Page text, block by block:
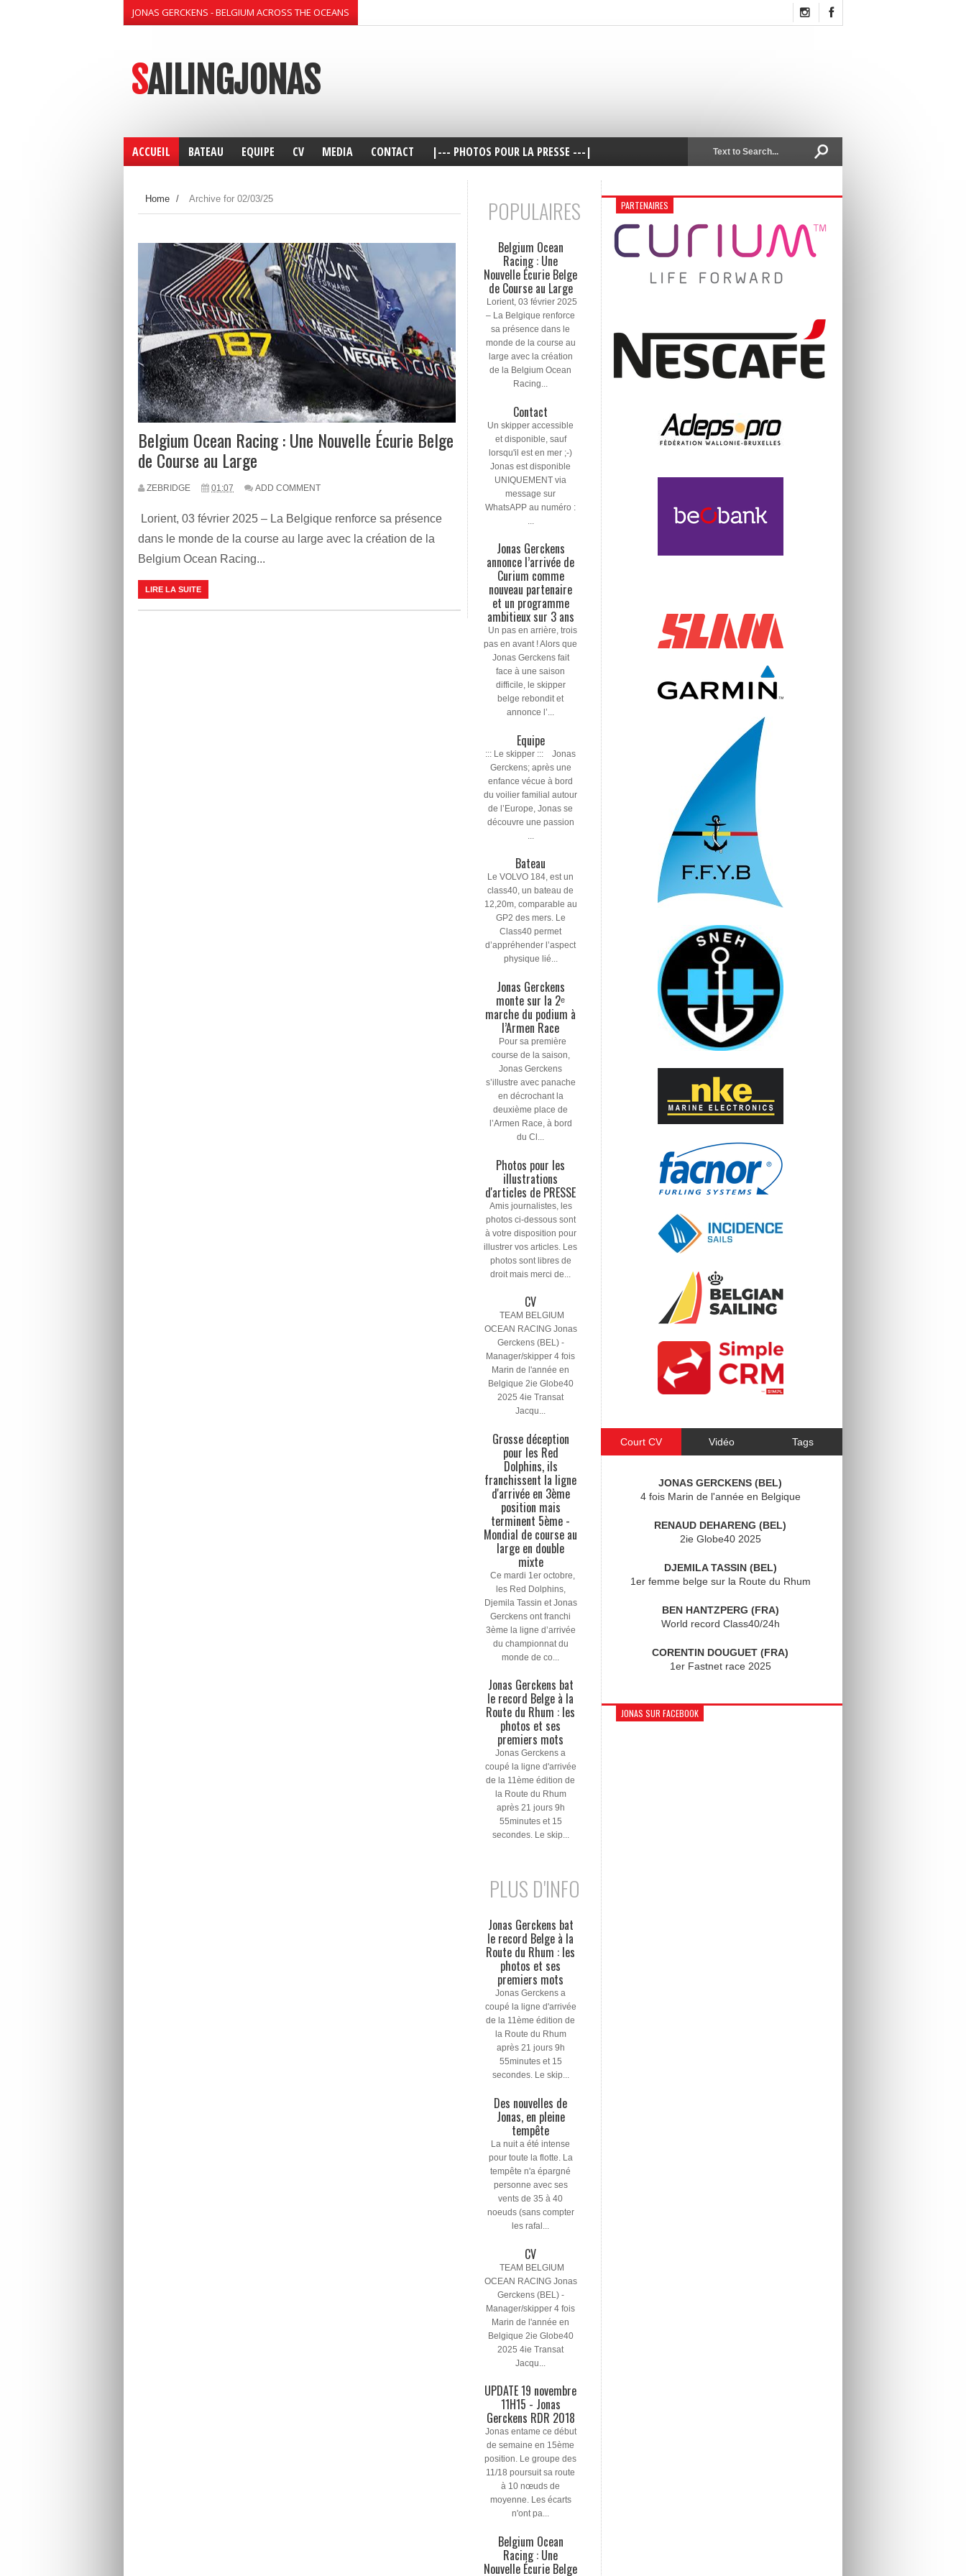
JONAS GERCKENS - BELGIUM ACROSS THE OCEANS
SAILINGJONAS
ACCUEIL BATEAU EQUIPE CV MEDIA CONTACT |--- PHOTOS POUR LA PRESSE ---|
POPULAIRES
Belgium Ocean
Racing : Une
Nouvelle Écurie Belge
de Course au Large
Lorient, 03 février 2025
– La Belgique renforce
sa présence dans le
monde de la course au
large avec la création
de la Belgium Ocean
Racing...
Contact
Un skipper accessible
et disponible, sauf
lorsqu'il est en mer ;-)
Jonas est disponible
UNIQUEMENT via
message sur
WhatsAPP au numéro :
Jonas Gerckens
annonce l’arrivée de
Curium comme
nouveau partenaire
et un programme
ambitieux sur 3 ans
Un pas en arrière, trois
pas en avant ! Alors que
Jonas Gerckens fait
face à une saison
difficile, le skipper
belge rebondit et
annonce l’...
Equipe
::: Le skipper ::: Jonas
Gerckens; après une
enfance vécue à bord
du voilier familial autour
de l’Europe, Jonas se
découvre une passion
Bateau
Le VOLVO 184, est un
class40, un bateau de
12,20m, comparable au
GP2 des mers. Le
Class40 permet
d’appréhender l’aspect
physique lié...
Jonas Gerckens
monte sur la 2ᵉ
marche du podium à
l’Armen Race
Pour sa première
course de la saison,
Jonas Gerckens
s’illustre avec panache
en décrochant la
deuxième place de
l’Armen Race, à bord
du Cl...
Photos pour les
illustrations
d'articles de PRESSE
Amis journalistes, les
photos ci-dessous sont
à votre disposition pour
illustrer vos articles. Les
photos sont libres de
droit mais merci de...
CV
TEAM BELGIUM
OCEAN RACING Jonas
Gerckens (BEL) -
Manager/skipper 4 fois
Marin de l'année en
Belgique 2ie Globe40
2025 4ie Transat
Jacqu...
Grosse déception
pour les Red
Dolphins, ils
franchissent la ligne
d'arrivée en 3ème
position mais
terminent 5ème -
Mondial de course au
large en double
mixte
Ce mardi 1er octobre,
les Red Dolphins,
Djemila Tassin et Jonas
Gerckens ont franchi
3ème la ligne d’arrivée
du championnat du
monde de co...
Jonas Gerckens bat
le record Belge à la
Route du Rhum : les
photos et ses
premiers mots
Jonas Gerckens a
coupé la ligne d'arrivée
de la 11ème édition de
la Route du Rhum
après 21 jours 9h
55minutes et 15
secondes. Le skip...
PLUS D'INFO
Jonas Gerckens bat
le record Belge à la
Route du Rhum : les
photos et ses
premiers mots
Jonas Gerckens a
coupé la ligne d'arrivée
de la 11ème édition de
la Route du Rhum
après 21 jours 9h
55minutes et 15
secondes. Le skip...
Des nouvelles de
Jonas, en pleine
tempête
La nuit a été intense
pour toute la flotte. La
tempête n'a épargné
personne avec ses
vents de 35 à 40
noeuds (sans compter
les rafal...
CV
TEAM BELGIUM
OCEAN RACING Jonas
Gerckens (BEL) -
Manager/skipper 4 fois
Marin de l'année en
Belgique 2ie Globe40
2025 4ie Transat
Jacqu...
UPDATE 19 novembre
11H15 - Jonas
Gerckens RDR 2018
Jonas entame ce début
de semaine en 15ème
position. Le groupe des
11/18 poursuit sa route
à 10 nœuds de
moyenne. Les écarts
n'ont pa...
Belgium Ocean
Racing : Une
Nouvelle Écurie Belge
Home / Archive for 02/03/25
Belgium Ocean Racing : Une Nouvelle Écurie Belge
de Course au Large
ZEBRIDGE 01:07 ADD COMMENT
Lorient, 03 février 2025 – La Belgique renforce sa présence
dans le monde de la course au large avec la création de la
Belgium Ocean Racing...
LIRE LA SUITE
PARTENAIRES
Court CV Vidéo Tags
JONAS GERCKENS (BEL)
4 fois Marin de l'année en Belgique
RENAUD DEHARENG (BEL)
2ie Globe40 2025
DJEMILA TASSIN (BEL)
1er femme belge sur la Route du Rhum
BEN HANTZPERG (FRA)
World record Class40/24h
CORENTIN DOUGUET (FRA)
1er Fastnet race 2025
JONAS SUR FACEBOOK